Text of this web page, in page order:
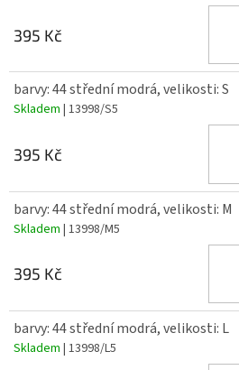
395 Kč
barvy: 44 střední modrá, velikosti: S
Skladem | 13998/S5
395 Kč
barvy: 44 střední modrá, velikosti: M
Skladem | 13998/M5
395 Kč
barvy: 44 střední modrá, velikosti: L
Skladem | 13998/L5